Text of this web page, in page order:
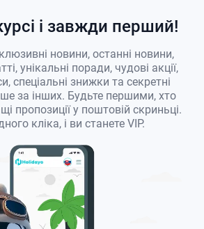
і завжди перший!
новини, останні новини,
унікальні поради, чудові акції,
спеціальні знижки та секретні
за інших. Будьте першими, хто
пропозиції у поштовій скриньці.
кліка, і ви станете VIP.